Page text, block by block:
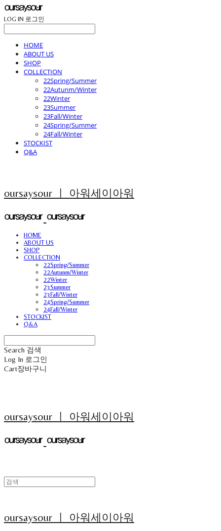
LOG IN 로그인
HOME
ABOUT US
SHOP
COLLECTION
22Spring/Summer
22Autunm/Winter
22Winter
23Summer
23Fall/Winter
24Spring/Summer
24Fall/Winter
STOCKIST
Q&A
oursaysour ㅣ 아워세이아워
HOME
ABOUT US
SHOP
COLLECTION
22Spring/Summer
22Autunm/Winter
22Winter
23Summer
23Fall/Winter
24Spring/Summer
24Fall/Winter
STOCKIST
Q&A
Search 검색
Log In 로그인
Cart장바구니
oursaysour ㅣ 아워세이아워
oursaysour ㅣ 아워세이아워